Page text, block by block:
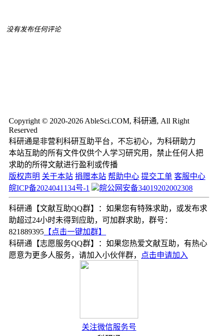
没有发布任何评论
Copyright © 2020-2026 AbleSci.COM, 科研通, All Right
Reserved
科研通是非营利科研互助平台，不忘初心，为科研助力
本站互助的所有文件仅供个人学习研究用，禁止任何人把
求助的所得文献进行盈利或传播
版权声明 关于本站 捐赠本站 帮助中心 提交工单 客服中心
皖ICP备2024041134号-1
皖公网安备34019202002308
科研通【文献互助QQ群】：如果您有特殊求助，或发布求
助超过24小时未得到应助，可加群求助，群号：
821889395 【点击一键加群】
科研通【志愿服务QQ群】：如果您热爱文献互助，有热心
愿意为更多人服务，请加入小伙伴群，
点击申请加入
关注微信服务号